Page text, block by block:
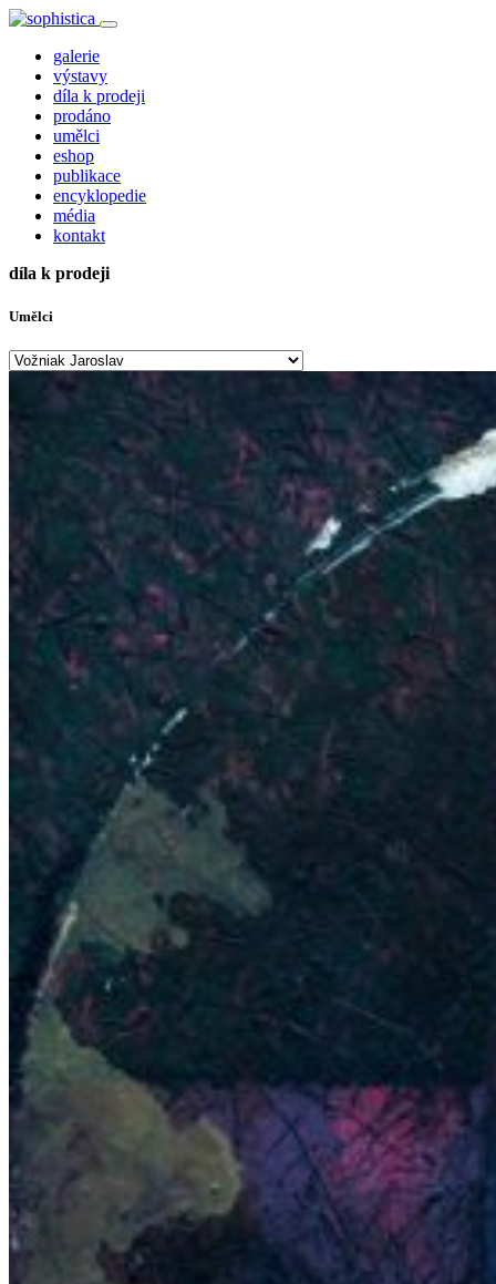
galerie
výstavy
díla k prodeji
prodáno
umělci
eshop
publikace
encyklopedie
média
kontakt
díla k prodeji
Umělci